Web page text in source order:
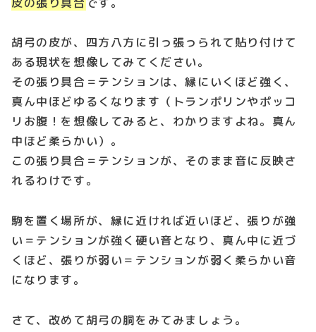
胡弓の皮が、四方八方に引っ張っられて貼り付けて
ある現状を想像してみてください。
その張り具合＝テンションは、縁にいくほど強く、
真ん中ほどゆるくなります（トランポリンやポッコ
リお腹！を想像してみると、わかりますよね。真ん
中ほど柔らかい）。
この張り具合＝テンションが、そのまま音に反映さ
れるわけです。
駒を置く場所が、縁に近ければ近いほど、張りが強
い＝テンションが強く硬い音となり、真ん中に近づ
くほど、張りが弱い＝テンションが弱く柔らかい音
になります。
さて、改めて胡弓の胴をみてみましょう。